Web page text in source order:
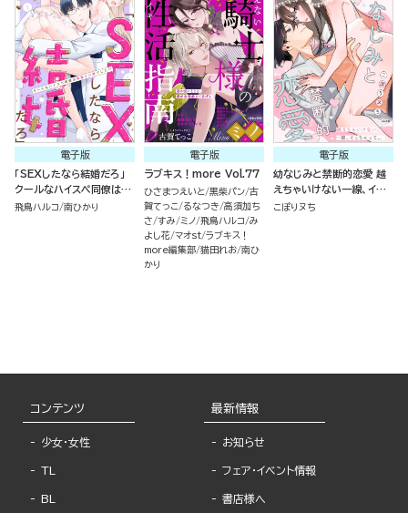
電子版
「SEXしたなら結婚だろ」
クールなハイスペ同僚は執
着ヤバ男でした!?（分冊
飛鳥ハルコ 南ひかり
電子版
ラブキス！more Vol.77
ひさまつえいと 黒柴パン 古
賀てっこ
るなつき 高須加ち
さ すみ ミノ 飛鳥ハルコ み
よし花 マオst ラブキス！
more編集部 猫田れお 南ひ
かり
電子版
幼なじみと禁断的恋愛 越
えちゃいけない一線、イっ
ちゃって… （2）
こぽりヌち
コンテンツ
少女・女性
TL
BL
最新情報
お知らせ
フェア・イベント情報
書店様へ